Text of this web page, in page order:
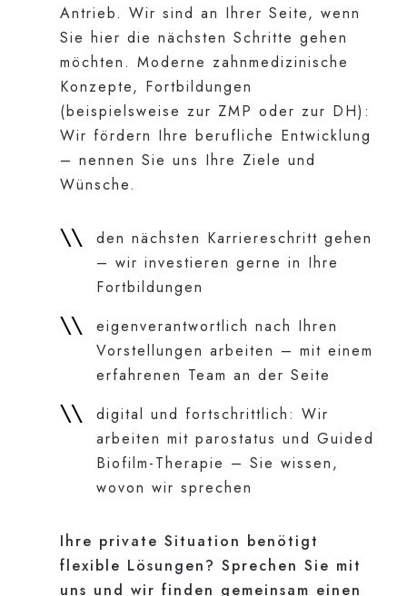
Antrieb. Wir sind an Ihrer Seite, wenn
Sie hier die nächsten Schritte gehen
möchten. Moderne zahnmedizinische
Konzepte, Fortbildungen
(beispielsweise zur ZMP oder zur DH):
Wir fördern Ihre berufliche Entwicklung
– nennen Sie uns Ihre Ziele und
Wünsche.
den nächsten Karriereschritt gehen
– wir investieren gerne in Ihre
Fortbildungen
eigenverantwortlich nach Ihren
Vorstellungen arbeiten – mit einem
erfahrenen Team an der Seite
digital und fortschrittlich: Wir
arbeiten mit parostatus und Guided
Biofilm-Therapie – Sie wissen,
wovon wir sprechen
Ihre private Situation benötigt
flexible Lösungen? Sprechen Sie mit
uns und wir finden gemeinsam einen